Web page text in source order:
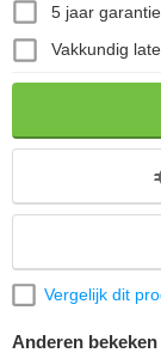
5 jaar garantie
Vakkundig
Vergelijk dit
Anderen